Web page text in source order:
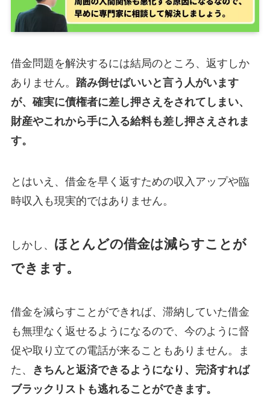
借金問題を解決するには結局のところ、返すしか
ありません。 踏み倒せばいいと言う人がいます
が、確実に債権者に差し押さえをされてしまい、
財産やこれから手に入る給料も差し押さえされま
す。
とはいえ、借金を早く返すための収入アップや臨
時収入も現実的ではありません。
しかし、 ほとんどの借金は減らすことが
できます。
借金を減らすことができれば、滞納していた借金
も無理なく返せるようになるので、今のように督
促や取り立ての電話が来ることもありません。ま
た、
きちんと返済できるようになり、完済すれば
ブラックリストも逃れることができます。